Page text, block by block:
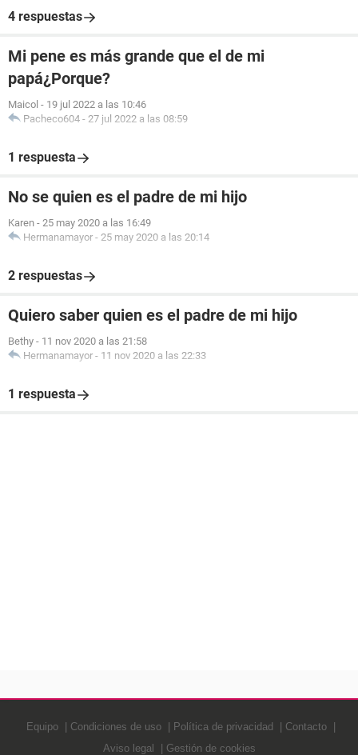
4 respuestas
Mi pene es más grande que el de mi
papá¿Porque?
Maicol - 19 jul 2022 a las 10:46
Pacheco604 - 27 jul 2022 a las 08:59
1 respuesta
No se quien es el padre de mi hijo
Karen - 25 may 2020 a las 16:49
Hermanamayor - 25 may 2020 a las 20:14
2 respuestas
Quiero saber quien es el padre de mi hijo
Bethy - 11 nov 2020 a las 21:58
Hermanamayor - 11 nov 2020 a las 22:33
1 respuesta
Equipo Condiciones de uso Política de privacidad
Contacto
Aviso legal
Gestión de cookies